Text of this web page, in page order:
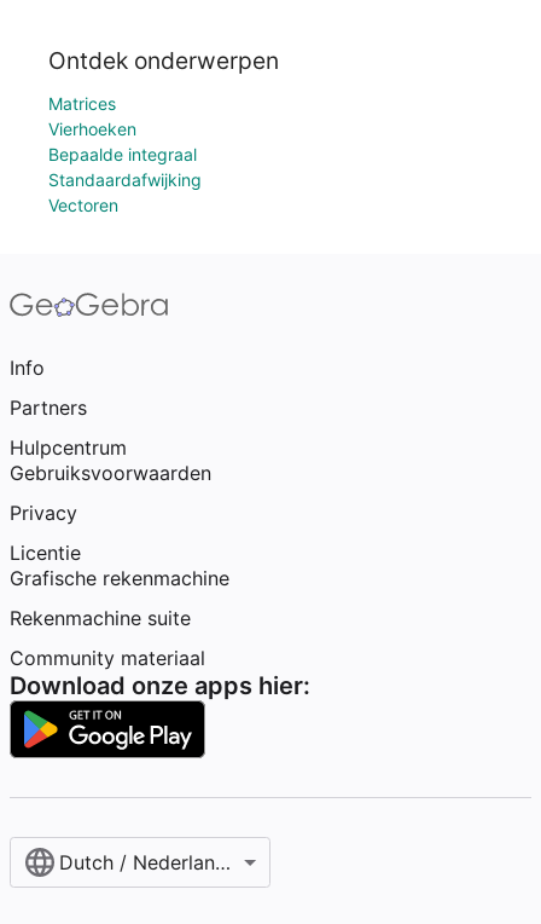
Ontdek onderwerpen
Matrices
Vierhoeken
Bepaalde integraal
Standaardafwijking
Vectoren
Info
Partners
Hulpcentrum
Gebruiksvoorwaarden
Privacy
Licentie
Grafische rekenmachine
Rekenmachine suite
Community materiaal
Download onze apps hier:
Dutch / Nederlands‎ (België)‎